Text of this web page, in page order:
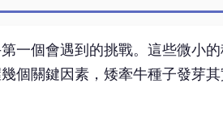
一個會遇到的挑戰。這些微小
個關鍵因素，矮牽牛種子發芽